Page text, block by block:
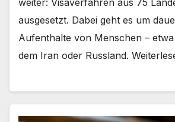
weiter: Visaverfahren aus 75
ausgesetzt. Dabei geht es um
Aufenthalte von Menschen –
dem Iran oder Russland.